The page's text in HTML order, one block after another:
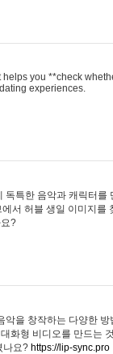
you **check
experiences.
특한 음악과 캐릭터를
서 허블 생일 이미지를
?
을 창작하는 다양한
화형 비디오를 만드는
나요? https://lip-sync.pro